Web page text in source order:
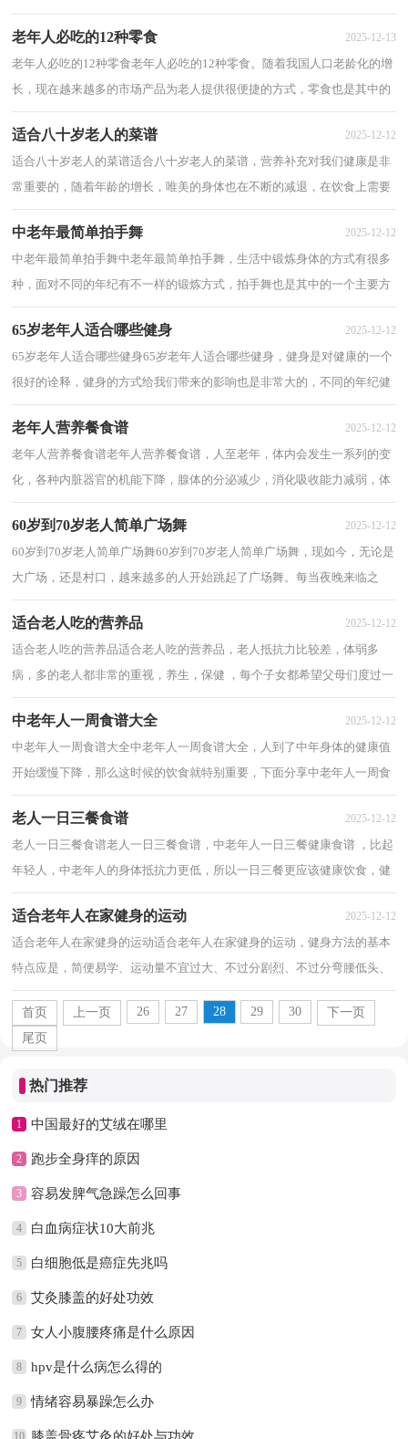
下分享80岁老人平时如何锻炼。 80岁老...
老年人必吃的12种零食 2025-12-13
老年人必吃的12种零食老年人必吃的12种零食。随着我国人口老龄化的增
长，现在越来越多的市场产品为老人提供很便捷的方式，零食也是其中的
一种选择，以下分享老年人必吃的12种零食...
适合八十岁老人的菜谱 2025-12-12
适合八十岁老人的菜谱适合八十岁老人的菜谱，营养补充对我们健康是非
常重要的，随着年龄的增长，唯美的身体也在不断的减退，在饮食上需要
注意很多，下面介绍适合八十岁老人的菜谱。 ...
中老年最简单拍手舞 2025-12-12
中老年最简单拍手舞中老年最简单拍手舞，生活中锻炼身体的方式有很多
种，面对不同的年纪有不一样的锻炼方式，拍手舞也是其中的一个主要方
式，下面介绍中老年最简单拍手舞。 中老...
65岁老年人适合哪些健身 2025-12-12
65岁老年人适合哪些健身65岁老年人适合哪些健身，健身是对健康的一个
很好的诠释，健身的方式给我们带来的影响也是非常大的，不同的年纪健
身项目选择很重要，下面介绍65岁老年人适合...
老年人营养餐食谱 2025-12-12
老年人营养餐食谱老年人营养餐食谱，人至老年，体内会发生一系列的变
化，各种内脏器官的机能下降，腺体的分泌减少，消化吸收能力减弱，体
内物质合成速度减慢，分解速度加快，应激能力较差，...
60岁到70岁老人简单广场舞 2025-12-12
60岁到70岁老人简单广场舞60岁到70岁老人简单广场舞，现如今，无论是
大广场，还是村口，越来越多的人开始跳起了广场舞。每当夜晚来临之
时，我们就能看到叔叔阿姨们拉着音响去广场上跳...
适合老人吃的营养品 2025-12-12
适合老人吃的营养品适合老人吃的营养品，老人抵抗力比较差，体弱多
病，多的老人都非常的重视，养生，保健 ，每个子女都希望父母们度过一
个 健康，幸福的晚年， 下面来看看适合老人吃的营养...
中老年人一周食谱大全 2025-12-12
中老年人一周食谱大全中老年人一周食谱大全，人到了中年身体的健康值
开始缓慢下降，那么这时候的饮食就特别重要，下面分享中老年人一周食
谱大全，希望对你有所帮助。 中老年人一...
老人一日三餐食谱 2025-12-12
老人一日三餐食谱老人一日三餐食谱，中老年人一日三餐健康食谱 ，比起
年轻人，中老年人的身体抵抗力更低，所以一日三餐更应该健康饮食，健
康的饮食才是好的，下面来看看老人一日三餐食...
适合老年人在家健身的运动 2025-12-12
适合老年人在家健身的运动适合老年人在家健身的运动，健身方法的基本
特点应是，简便易学、运动量不宜过大、不过分剧烈、不过分弯腰低头、
有保健作用，对老年人机体无害，下面看看适...
首页
上一页 26 27 28 29 30
下一页
尾页
热门推荐
1 中国最好的艾绒在哪里
2 跑步全身痒的原因
3 容易发脾气急躁怎么回事
4 白血病症状10大前兆
5 白细胞低是癌症先兆吗
6 艾灸膝盖的好处功效
7 女人小腹腰疼痛是什么原因
8 hpv是什么病怎么得的
9 情绪容易暴躁怎么办
10